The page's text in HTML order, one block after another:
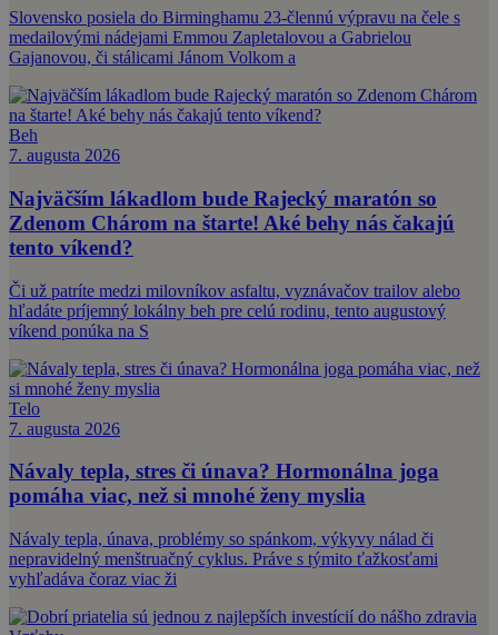
Slovensko posiela do Birminghamu 23-člennú výpravu na čele s
medailovými nádejami Emmou Zapletalovou a Gabrielou
Gajanovou, či stálicami Jánom Volkom a
Beh
7. augusta 2026
Najväčším lákadlom bude Rajecký maratón so
Zdenom Chárom na štarte! Aké behy nás čakajú
tento víkend?
Či už patríte medzi milovníkov asfaltu, vyznávačov trailov alebo
hľadáte príjemný lokálny beh pre celú rodinu, tento augustový
víkend ponúka na S
Telo
7. augusta 2026
Návaly tepla, stres či únava? Hormonálna joga
pomáha viac, než si mnohé ženy myslia
Návaly tepla, únava, problémy so spánkom, výkyvy nálad či
nepravidelný menštruačný cyklus. Práve s týmito ťažkosťami
vyhľadáva čoraz viac ži